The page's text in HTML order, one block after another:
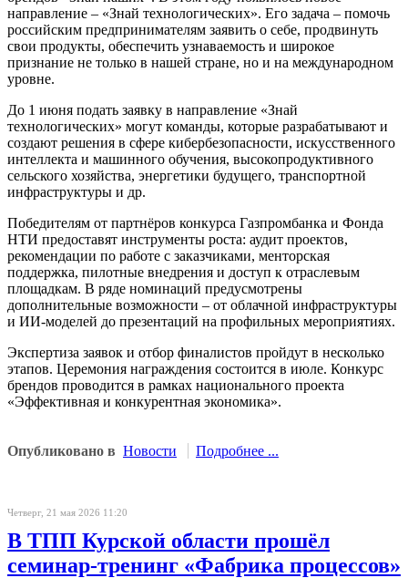
направление – «Знай технологических». Его задача – помочь
российским предпринимателям заявить о себе, продвинуть
свои продукты, обеспечить узнаваемость и широкое
признание не только в нашей стране, но и на международном
уровне.
До 1 июня подать заявку в направление «Знай
технологических» могут команды, которые разрабатывают и
создают решения в сфере кибербезопасности, искусственного
интеллекта и машинного обучения, высокопродуктивного
сельского хозяйства, энергетики будущего, транспортной
инфраструктуры и др.
Победителям от партнёров конкурса Газпромбанка и Фонда
НТИ предоставят инструменты роста: аудит проектов,
рекомендации по работе с заказчиками, менторская
поддержка, пилотные внедрения и доступ к отраслевым
площадкам. В ряде номинаций предусмотрены
дополнительные возможности – от облачной инфраструктуры
и ИИ-моделей до презентаций на профильных мероприятиях.
Экспертиза заявок и отбор финалистов пройдут в несколько
этапов. Церемония награждения состоится в июле. Конкурс
брендов проводится в рамках национального проекта
«Эффективная и конкурентная экономика».
Опубликовано в Новости Подробнее ...
Четверг, 21 мая 2026 11:20
В ТПП Курской области прошёл
семинар-тренинг «Фабрика процессов»